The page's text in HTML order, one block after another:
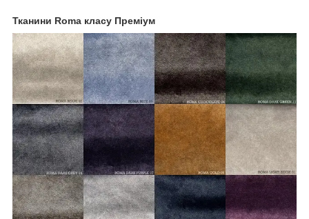
Тканини Roma класу Преміум